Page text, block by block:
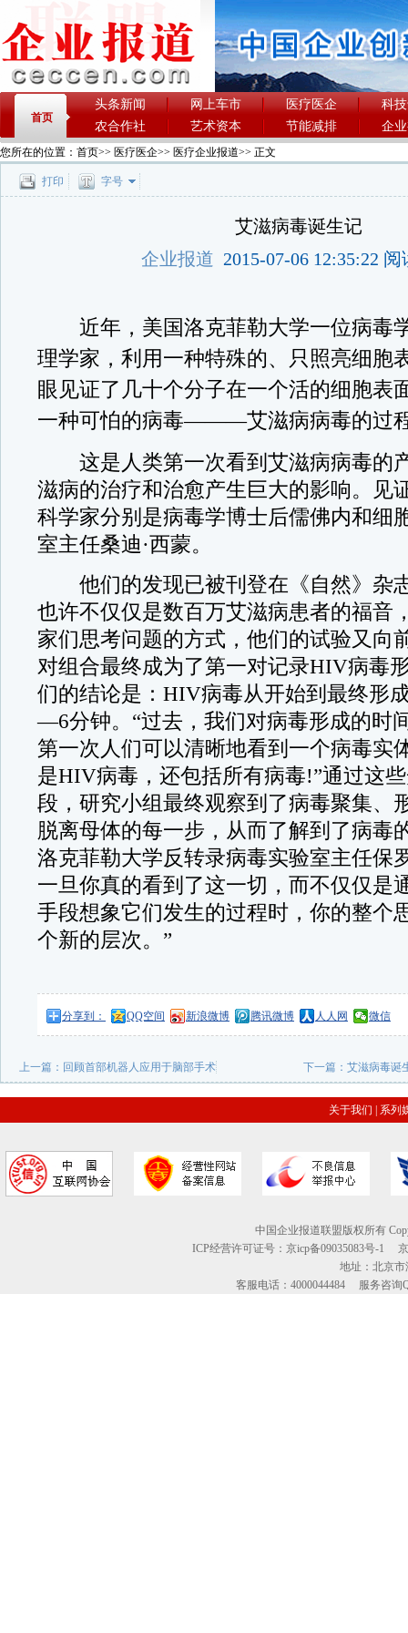
首页
头条新闻 网上车市 医疗医企
科
农合作社
艺术资本 节能减排 企
您所在的位置： 首页>> 医疗医企>> 医疗企业报道>> 正文
打印 字号
艾滋病毒诞生记
企业报道 2015-07-06 12:35:22
近年，美国洛克菲勒大学一位病毒
理学家，利用一种特殊的、只照亮细胞
眼见证了几十个分子在一个活的细胞表
一种可怕的病毒———艾滋病病毒的过
这是人类第一次看到艾滋病病毒的
滋病的治疗和治愈产生巨大的影响。见
科学家分别是病毒学博士后儒佛内和细
室主任桑迪·西蒙。
他们的发现已被刊登在《自然》杂
也许不仅仅是数百万艾滋病患者的福音
家们思考问题的方式，他们的试验又向
对组合最终成为了第一对记录HIV病毒
们的结论是：HIV病毒从开始到最终形
—6分钟。“过去，我们对病毒形成的时
第一次人们可以清晰地看到一个病毒实
是HIV病毒，还包括所有病毒!”通过这
段，研究小组最终观察到了病毒聚集、
脱离母体的每一步，从而了解到了病毒
洛克菲勒大学反转录病毒实验室主任保
一旦你真的看到了这一切，而不仅仅是
手段想象它们发生的过程时，你的整个
个新的层次。”
分享到： QQ空间 新浪微博 腾讯微博 人人网 微信
上一篇： 回顾首部机器人应用于脑部手术 下一篇：艾滋病毒诞
关于我们 系列
中国企业报道联盟版权所有
ICP经营许可证号：京icp备09035083号-1
地址：北京市
客服电话：4000044484 服务咨询